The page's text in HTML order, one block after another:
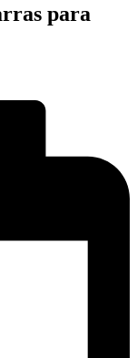
para